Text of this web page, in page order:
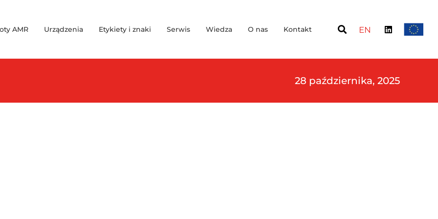
AMR Urządzenia Etykiety i znaki Serwis Wiedza O nas Kontakt EN
28 października, 2025